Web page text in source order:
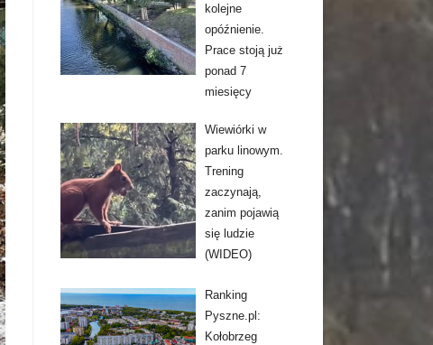
kolejne
opóźnienie.
Prace stoją już
ponad 7
miesięcy
Wiewiórki w
parku linowym.
Trening
zaczynają,
zanim pojawią
się ludzie
(WIDEO)
Ranking
Pyszne.pl:
Kołobrzeg